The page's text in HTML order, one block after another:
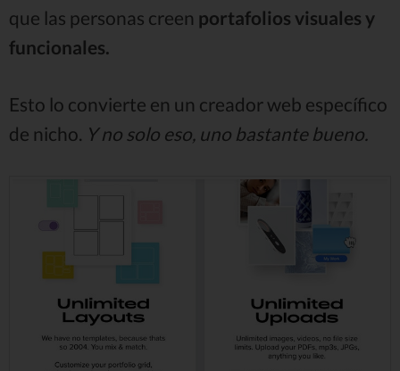
que las personas creen portafolios visuales y
funcionales.
Esto lo convierte en un creador web específico
de nicho. Y no solo eso, uno bastante bueno.